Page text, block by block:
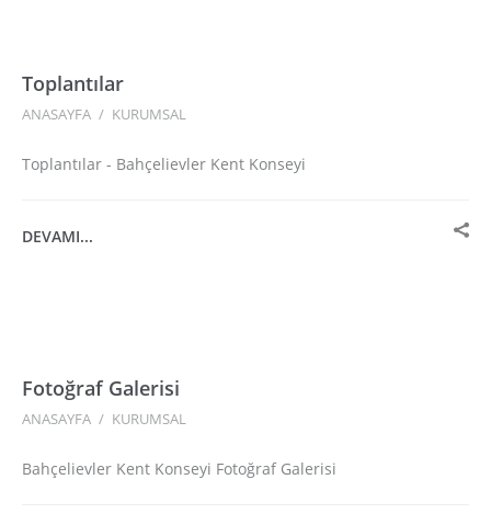
Toplantılar
ANASAYFA / KURUMSAL
Toplantılar - Bahçelievler Kent Konseyi
DEVAMI...
Fotoğraf Galerisi
ANASAYFA / KURUMSAL
Bahçelievler Kent Konseyi Fotoğraf Galerisi